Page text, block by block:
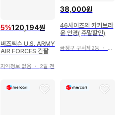
5%120,194원
버즈릭슨 U.S. ARMY
AIR FORCES 긴팔
지역정보 없음 ・ 2달 전
38,000원
46사이즈의 카키브라
운 안경( 주말할인)
금정구 구서제2동 ・ 3일 전